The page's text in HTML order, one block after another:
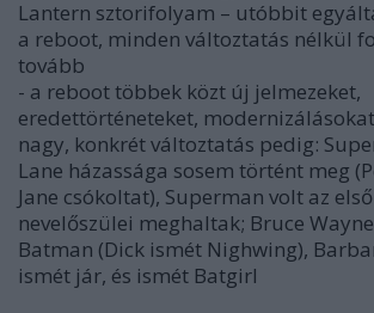
Lantern sztorifolyam – utóbbit
a reboot, minden változtatás nélkül
tovább
- a reboot többek közt új jelmezeket,
eredettörténeteket,
nagy, konkrét változtatás pedig:
Lane házassága sosem történt meg
Jane csókoltat), Superman volt az
nevelőszülei meghaltak; Bruce
Batman (Dick ismét Nighwing),
ismét jár, és ismét Batgirl